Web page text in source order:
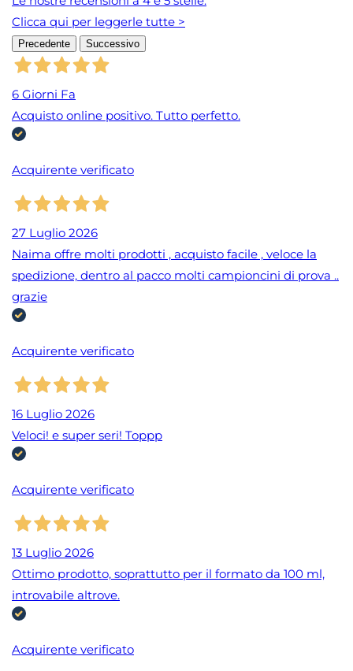
Clicca qui per leggerle tutte >
Precedente Successivo
6 Giorni Fa
Acquisto online positivo. Tutto perfetto.
Acquirente verificato
27 Luglio 2026
Naima offre molti prodotti , acquisto facile , veloce la
spedizione, dentro al pacco molti campioncini di prova ..
grazie
Acquirente verificato
16 Luglio 2026
Veloci! e super seri! Toppp
Acquirente verificato
13 Luglio 2026
Ottimo prodotto, soprattutto per il formato da 100 ml,
introvabile altrove.
Acquirente verificato